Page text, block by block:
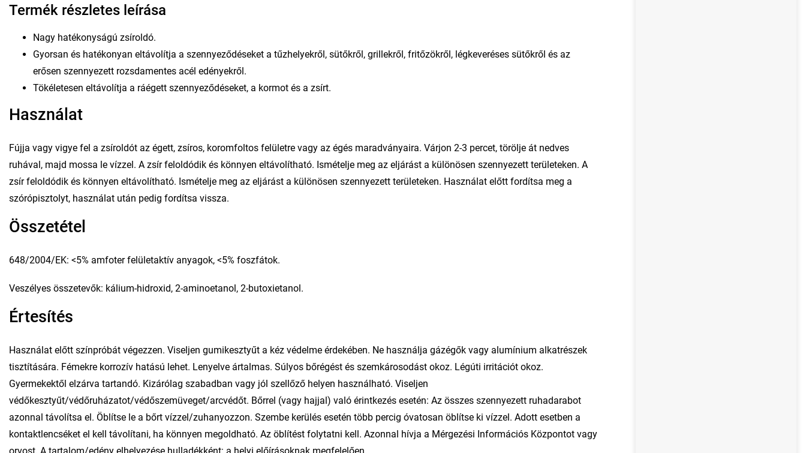
Termék részletes leírása
Nagy hatékonyságú zsíroldó.
Gyorsan és hatékonyan eltávolítja a szennyeződéseket a tűzhelyekről, sütőkről, grillekről, fritőzökről, légkeveréses sütőkről és az
erősen szennyezett rozsdamentes acél edényekről.
Tökéletesen eltávolítja a ráégett szennyeződéseket, a kormot és a zsírt.
Használat
Fújja vagy vigye fel a zsíroldót az égett, zsíros, koromfoltos felületre vagy az égés maradványaira. Várjon 2-3 percet, törölje át nedves
ruhával, majd mossa le vízzel. A zsír feloldódik és könnyen eltávolítható. Ismételje meg az eljárást a különösen szennyezett területeken. A
zsír feloldódik és könnyen eltávolítható. Ismételje meg az eljárást a különösen szennyezett területeken. Használat előtt fordítsa meg a
szórópisztolyt, használat után pedig fordítsa vissza.
Összetétel
648/2004/EK: <5% amfoter felületaktív anyagok, <5% foszfátok.
Veszélyes összetevők: kálium-hidroxid, 2-aminoetanol, 2-butoxietanol.
Értesítés
Használat előtt színpróbát végezzen. Viseljen gumikesztyűt a kéz védelme érdekében. Ne használja gázégők vagy alumínium alkatrészek
tisztítására. Fémekre korrozív hatású lehet. Lenyelve ártalmas. Súlyos bőrégést és szemkárosodást okoz. Légúti irritációt okoz.
Gyermekektől elzárva tartandó. Kizárólag szabadban vagy jól szellőző helyen használható. Viseljen
védőkesztyűt/védőruházatot/védőszemüveget/arcvédőt. Bőrrel (vagy hajjal) való érintkezés esetén: Az összes szennyezett ruhadarabot
azonnal távolítsa el. Öblítse le a bőrt vízzel/zuhanyozzon. Szembe kerülés esetén több percig óvatosan öblítse ki vízzel. Adott esetben a
kontaktlencséket el kell távolítani, ha könnyen megoldható. Az öblítést folytatni kell. Azonnal hívja a Mérgezési Információs Központot vagy